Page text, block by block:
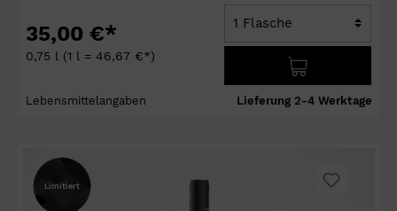
35,00 €*
0,75 l (1 l = 46,67 €*)
Lebensmittelangaben Lieferung 2-4 Werktage
Limitiert